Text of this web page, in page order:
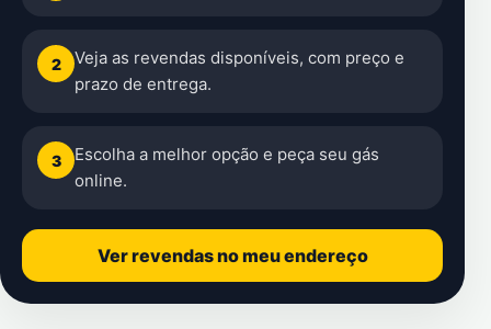
2
Veja as revendas disponíveis, com preço e
prazo de entrega.
3
Escolha a melhor opção e peça seu gás
online.
Ver revendas no meu endereço